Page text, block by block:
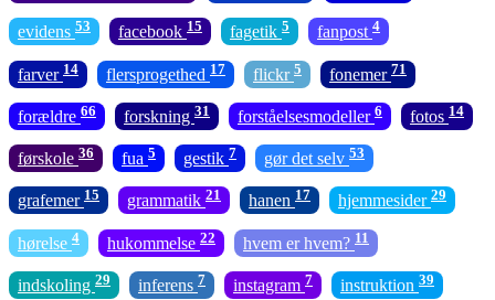
evidens 53 facebook 15 fagetik 5 fanpost 4
farver 14 flersprogethed 17 flickr 5 fonemer 71
forældre 66 forskning 31 forståelsesmodeller 6 fotos 14
førskole 36 fua 5 gestik 7 gør det selv 53
grafemer 15 grammatik 21 hanen 17 hjemmesider 29
hørelse 4 hukommelse 22 hvem er hvem? 11
indskoling 29 inferens 7 instagram 7 instruktion 39